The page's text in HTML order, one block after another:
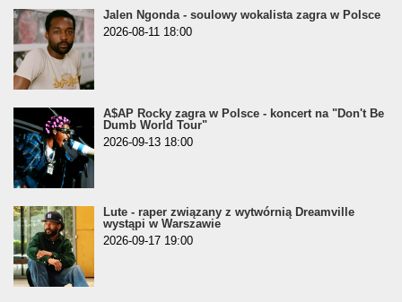
Jalen Ngonda - soulowy wokalista zagra w Polsce
2026-08-11 18:00
A$AP Rocky zagra w Polsce - koncert na "Don't Be
Dumb World Tour"
2026-09-13 18:00
Lute - raper związany z wytwórnią Dreamville
wystąpi w Warszawie
2026-09-17 19:00